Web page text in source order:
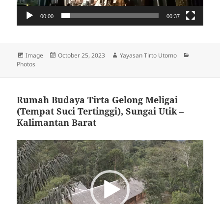
00:00 00:37
Format
Image
Posted
October 25, 2023 Author
Yayasan Tirto Utomo
Photos
Rumah Budaya Tirta Gelong Meligai
(Tempat Suci Tertinggi), Sungai Utik –
Kalimantan Barat
Video
Player